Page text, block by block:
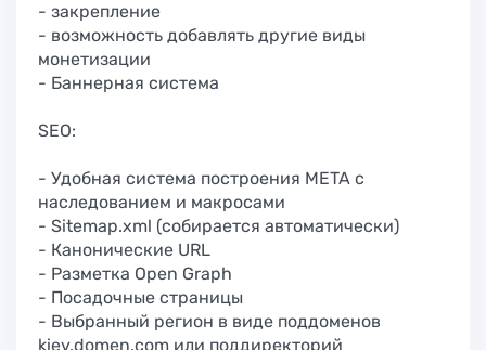
- закрепление
- возможность добавлять другие виды
монетизации
- Баннерная система
SEO:
- Удобная система построения META с
наследованием и макросами
- Sitemap.xml (собирается автоматически)
- Канонические URL
- Разметка Open Graph
- Посадочные страницы
- Выбранный регион в виде поддоменов
kiev.domen.com или поддиректорий